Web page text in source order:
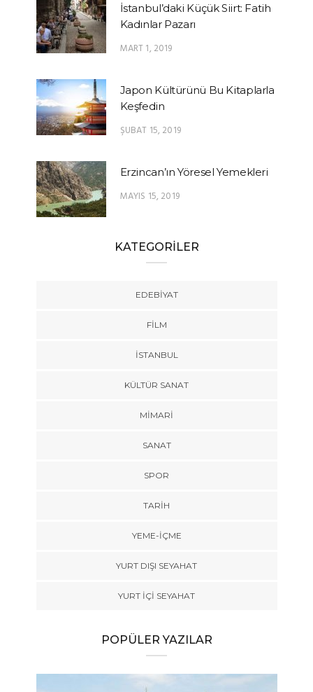
İstanbul’daki Küçük Siirt: Fatih
Kadınlar Pazarı
MART 1, 2019
Japon Kültürünü Bu Kitaplarla
Keşfedin
ŞUBAT 15, 2019
Erzincan’ın Yöresel Yemekleri
MAYIS 15, 2019
KATEGORİLER
EDEBIYAT
FILM
İSTANBUL
KÜLTÜR SANAT
MIMARI
SANAT
SPOR
TARİH
YEME-İÇME
YURT DIŞI SEYAHAT
YURT İÇİ SEYAHAT
POPÜLER YAZILAR